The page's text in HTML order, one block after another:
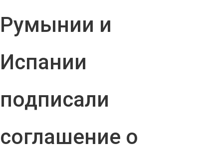
Румынии и
Испании
подписали
соглашение о